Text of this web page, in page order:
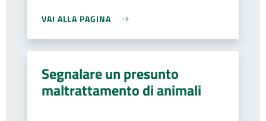
VAI ALLA PAGINA
Segnalare un presunto
maltrattamento di animali